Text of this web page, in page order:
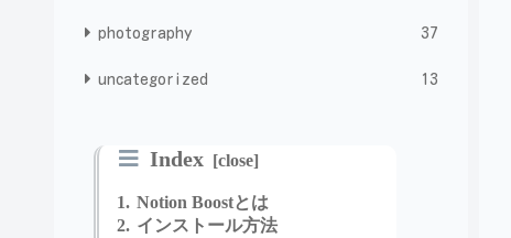
photography 37
uncategorized 13
Index
Notion Boostとは
インストール方法